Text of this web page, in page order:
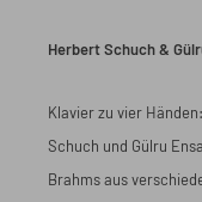
Herbert Schuch &
Klavier zu vier
Schuch und Gülru
Brahms aus